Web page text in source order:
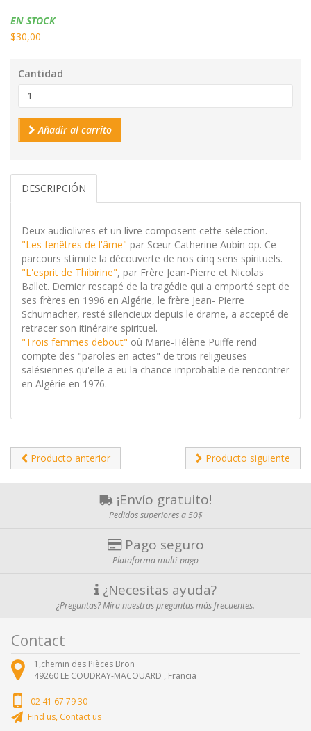
Disponibilidad:
EN STOCK
$30,00
Cantidad
Añadir al carrito
DESCRIPCIÓN
Deux audiolivres et un livre composent cette sélection.
"Les fenêtres de l'âme" par Sœur Catherine Aubin op. Ce
parcours stimule la découverte de nos cinq sens spirituels.
"L'esprit de Thibirine", par Frère Jean-Pierre et Nicolas
Ballet. Dernier rescapé de la tragédie qui a emporté sept de
ses frères en 1996 en Algérie, le frère Jean- Pierre
Schumacher, resté silencieux depuis le drame, a accepté de
retracer son itinéraire spirituel.
"Trois femmes debout" où Marie-Hélène Puiffe rend
compte des "paroles en actes" de trois religieuses
salésiennes qu'elle a eu la chance improbable de rencontrer
en Algérie en 1976.
Producto anterior Producto siguiente
¡Envío gratuito!
Pedidos superiores a 50$
Pago seguro
Plataforma multi-pago
¿Necesitas ayuda?
¿Preguntas? Mira nuestras preguntas más frecuentes.
Contact
1,chemin des Pièces Bron
49260 LE COUDRAY-MACOUARD , Francia
02 41 67 79 30
Find us, Contact us